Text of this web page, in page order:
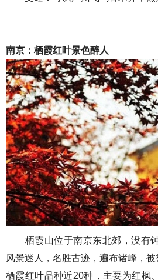
南京：栖霞红叶景色醉人
栖霞山位于南京东北郊，没有钟
风景迷人，名胜古迹，遍布诸峰，被
栖霞红叶品种近20种，主要为红枫